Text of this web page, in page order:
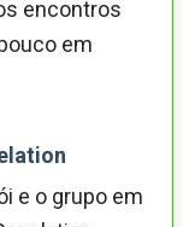
encontros
em